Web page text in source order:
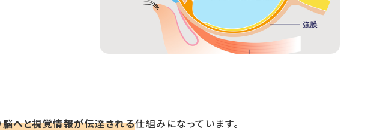
へと視覚情報が伝達される仕組みになっています。